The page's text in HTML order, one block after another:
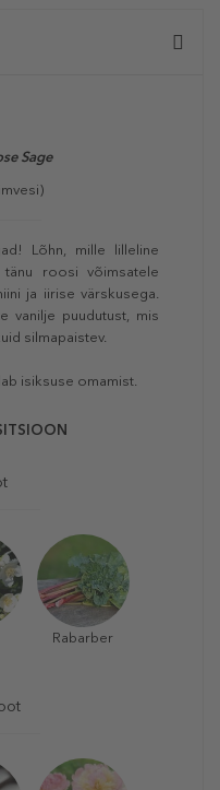
Sage
Lõhn, mille lilleline
roosi võimsatele
ja iirise värskusega.
vanilje puudutust, mis
silmapaistev.
isiksuse omamist.
Rabarber